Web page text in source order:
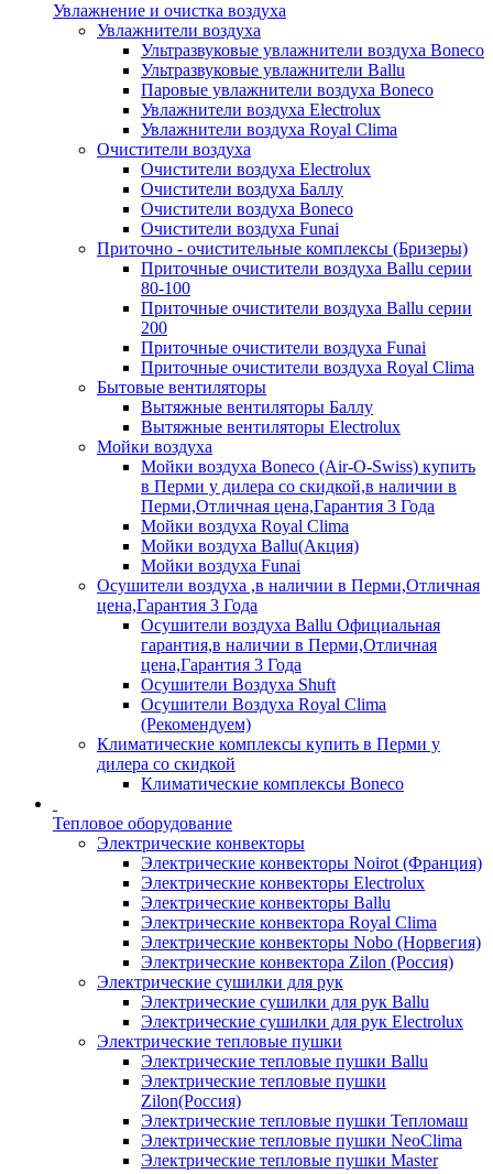
Увлажнение и очистка воздуха
Увлажнители воздуха
Ультразвуковые увлажнители воздуха Boneco
Ультразвуковые увлажнители Ballu
Паровые увлажнители воздуха Boneco
Увлажнители воздуха Electrolux
Увлажнители воздуха Royal Clima
Очистители воздуха
Очистители воздуха Electrolux
Очистители воздуха Баллу
Очистители воздуха Boneco
Очистители воздуха Funai
Приточно - очистительные комплексы (Бризеры)
Приточные очистители воздуха Ballu серии
80-100
Приточные очистители воздуха Ballu серии
200
Приточные очистители воздуха Funai
Приточные очистители воздуха Royal Clima
Бытовые вентиляторы
Вытяжные вентиляторы Баллу
Вытяжные вентиляторы Electrolux
Мойки воздуха
Мойки воздуха Boneco (Air-O-Swiss) купить
в Перми у дилера со скидкой,в наличии в
Перми,Отличная цена,Гарантия 3 Года
Мойки воздуха Royal Clima
Мойки воздуха Ballu(Акция)
Мойки воздуха Funai
Осушители воздуха ,в наличии в Перми,Отличная
цена,Гарантия 3 Года
Осушители воздуха Ballu Официальная
гарантия,в наличии в Перми,Отличная
цена,Гарантия 3 Года
Осушители Воздуха Shuft
Осушители Воздуха Royal Clima
(Рекомендуем)
Климатические комплексы купить в Перми у
дилера со скидкой
Климатические комплексы Boneсo
Тепловое оборудование
Электрические конвекторы
Электрические конвекторы Noirot (Франция)
Электрические конвекторы Electrolux
Электрические конвекторы Ballu
Электрические конвектора Royal Clima
Электрические конвекторы Nobo (Норвегия)
Электрические конвектора Zilon (Россия)
Электрические сушилки для рук
Электрические сушилки для рук Ballu
Электрические сушилки для рук Electrolux
Электрические тепловые пушки
Электрические тепловые пушки Ballu
Электрические тепловые пушки
Zilon(Россия)
Электрические тепловые пушки Тепломаш
Электрические тепловые пушки NeoClima
Электрические тепловые пушки Master